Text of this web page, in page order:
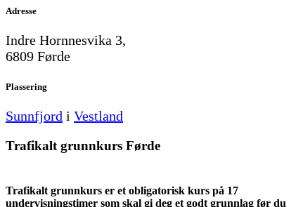
Adresse
Indre Hornnesvika 3,
6809 Førde
Plassering
Sunnfjord i Vestland
Trafikalt grunnkurs Førde
Trafikalt grunnkurs er et obligatorisk kurs på 17
undervisningstimer som skal gi deg et godt grunnlag før du